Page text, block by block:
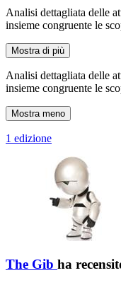
Analisi dettagliata delle
insieme congruente le
Mostra di più
Analisi dettagliata delle
insieme congruente le
Mostra meno
1 edizione
The Gib ha